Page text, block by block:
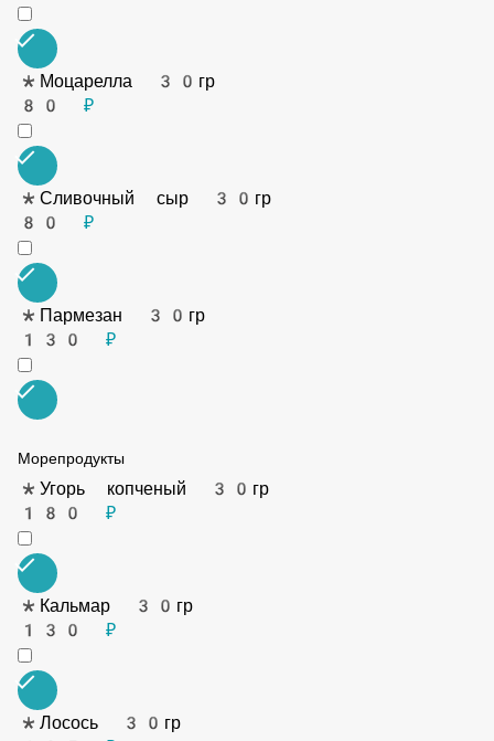
Сыр
*Дор-блю 30гр
130 ₽
*Моцарелла 30гр
80 ₽
*Пармезан 30гр
Морепродукты
*Угорь копченый 30гр
180 ₽